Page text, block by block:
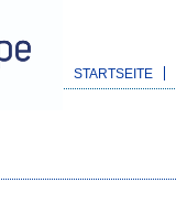
STARTSEITE